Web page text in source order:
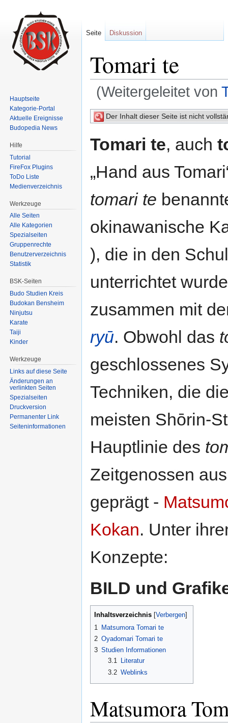
Tomari te
(Weitergeleitet von
Der Inhalt dieser Seite ist nicht
Tomari te, auch
„Hand aus
tomari te
okinawanische
), die in den
unterrichtet
zusammen mit
ryū. Obwohl das
geschlossenes
Techniken, die
meisten Shōrin-
Hauptlinie des
Zeitgenossen
geprägt -
Kokan. Unter
Konzepte:
BILD und
Inhaltsverzeichnis [Verbergen]
1
Matsumora Tomari te
2 Oyadomari Tomari te
3 Studien Informationen
3.1
Literatur
3.2 Weblinks
Matsumora
Seite Diskussion
Hauptseite
Kategorie-Portal
Aktuelle Ereignisse
Budopedia News
Hilfe
Tutorial
FireFox Plugins
ToDo Liste
Medienverzeichnis
Werkzeuge
Alle Seiten
Alle Kategorien
Spezialseiten
Gruppenrechte
Benutzerverzeichnis
Statistik
BSK-Seiten
Budo Studien Kreis
Budokan Bensheim
Ninjutsu
Karate
Taiji
Kinder
Werkzeuge
Links auf diese Seite
Änderungen an
verlinkten Seiten
Spezialseiten
Druckversion
Permanenter Link
Seiten­informationen